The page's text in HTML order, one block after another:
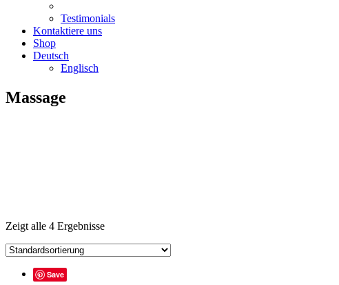
Testimonials
Kontaktiere uns
Shop
Deutsch
Englisch
Massage
Zeigt alle 4 Ergebnisse
Save